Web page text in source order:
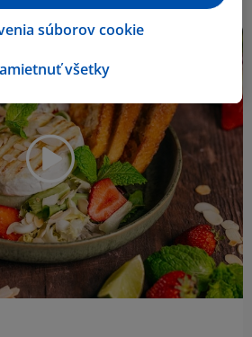
všetky
súborov cookie